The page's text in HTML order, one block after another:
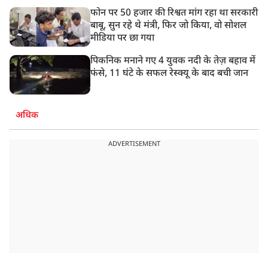
फोन पर 50 हजार की रिश्वत मांग रहा था सरकारी
बाबू, सुन रहे थे मंत्री, फिर जो किया, वो सोशल
मीडिया पर छा गया
पिकनिक मनाने गए 4 युवक नदी के तेज़ बहाव में
फंसे, 11 घंटे के सफल रेस्क्यू के बाद बची जान
अधिक
ADVERTISEMENT